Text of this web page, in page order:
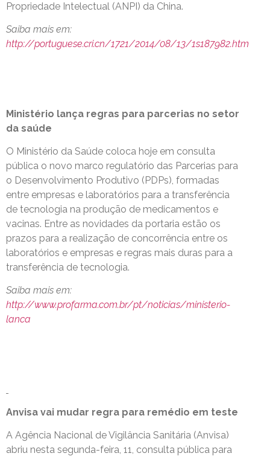
Propriedade Intelectual (ANPI) da China.
Saiba mais em:
http://portuguese.cri.cn/1721/2014/08/13/1s187982.htm
Ministério lança regras para parcerias no setor
da saúde
O Ministério da Saúde coloca hoje em consulta
pública o novo marco regulatório das Parcerias para
o Desenvolvimento Produtivo (PDPs), formadas
entre empresas e laboratórios para a transferência
de tecnologia na produção de medicamentos e
vacinas. Entre as novidades da portaria estão os
prazos para a realização de concorrência entre os
laboratórios e empresas e regras mais duras para a
transferência de tecnologia.
Saiba mais em:
http://www.profarma.com.br/pt/noticias/ministerio-
lanca
Anvisa vai mudar regra para remédio em teste
A Agência Nacional de Vigilância Sanitária (Anvisa)
abriu nesta segunda-feira, 11, consulta pública para